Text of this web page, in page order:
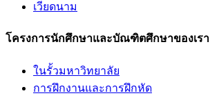
เวียดนาม
โครงการนักศึกษาและบัณฑิตศึกษาของเรา
ในรั้วมหาวิทยาลัย
การฝึกงานและการฝึกหัด